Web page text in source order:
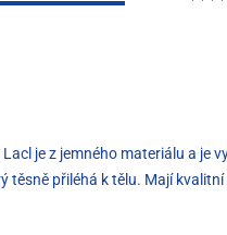
je z jemného materiálu a je
přiléhá k tělu. Mají